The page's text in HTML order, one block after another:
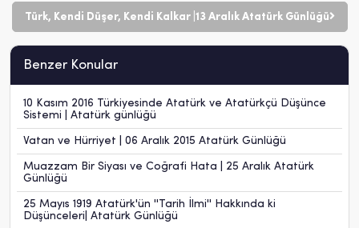
Türk, Kendi Düşer, Kendi Kalkar |13 Aralık Atatürk Günlüğü
Benzer Konular
10 Kasım 2016 Türkiyesinde Atatürk ve Atatürkçü Düşünce
Sistemi | Atatürk günlüğü
Vatan ve Hürriyet | 06 Aralık 2015 Atatürk Günlüğü
Muazzam Bir Siyası ve Coğrafi Hata | 25 Aralık Atatürk
Günlüğü
25 Mayıs 1919 Atatürk'ün ''Tarih İlmi'' Hakkında ki
Düşünceleri| Atatürk Günlüğü